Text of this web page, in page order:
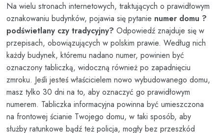
Na wielu stronach internetowych, traktujących o prawidłowym
oznakowaniu budynków, pojawia się pytanie numer domu ?
podświetlany czy tradycyjny? Odpowiedź znajduje się w
przepisach, obowiązujących w polskim prawie. Według nich
każdy budynek, któremu nadano numer, powinien być
oznaczony tabliczką, widoczną również po zapadnięciu
zmroku. Jeśli jesteś właścicielem nowo wybudowanego domu,
masz tylko 30 dni na to, aby oznaczyć go prawidłowym
numerem. Tabliczka informacyjna powinna być umieszczona
na frontowej ścianie Twojego domu, w taki sposób, aby
służby ratunkowe bądź też policja, mogły bez przeszkód